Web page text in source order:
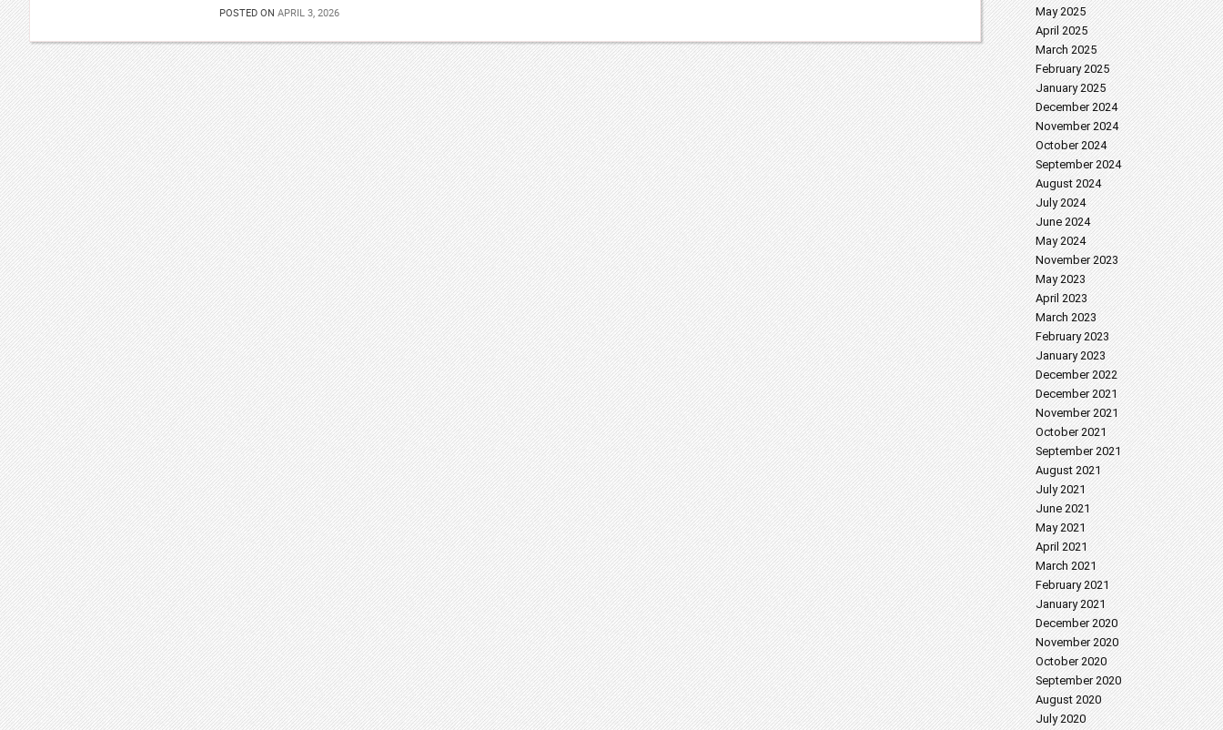
POSTED ON APRIL 3, 2026
May 2025
April 2025
March 2025
February 2025
January 2025
December 2024
November 2024
October 2024
September 2024
August 2024
July 2024
June 2024
May 2024
November 2023
May 2023
April 2023
March 2023
February 2023
January 2023
December 2022
December 2021
November 2021
October 2021
September 2021
August 2021
July 2021
June 2021
May 2021
April 2021
March 2021
February 2021
January 2021
December 2020
November 2020
October 2020
September 2020
August 2020
July 2020